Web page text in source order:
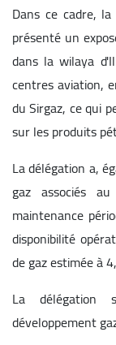
Dans ce cadre, la
présenté un
dans la wilaya
centres aviation,
du Sirgaz, ce qui
sur les produits
La délégation a,
gaz associés
maintenance
disponibilité
de gaz estimée à
La délégation
développement